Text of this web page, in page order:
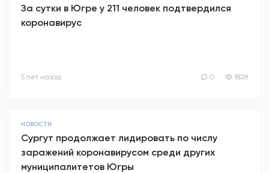
За сутки в Югре у 211 человек подтвердился
коронавирус
5 лет назад 0 1828
НОВОСТИ
Сургут продолжает лидировать по числу
заражений коронавирусом среди других
муниципалитетов Югры